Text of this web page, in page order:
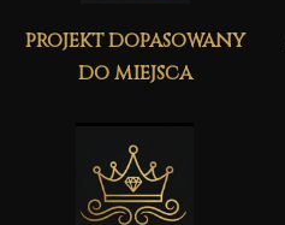
projekt dopasowany
do miejsca